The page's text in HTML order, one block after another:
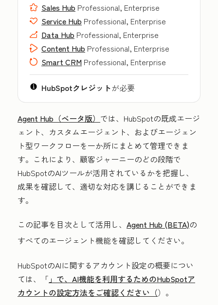
Sales Hub Professional, Enterprise
Service Hub Professional, Enterprise
Data Hub Professional, Enterprise
Content Hub Professional, Enterprise
Smart CRM Professional, Enterprise
HubSpotクレジットが必要
Agent Hub（ベータ版） では、HubSpotの既成エージ
ェント、カスタムエージェント、およびエージェン
ト型ワークフローを一か所にまとめて管理できま
す。これにより、顧客ジャーニーのどの段階で
HubSpotのAIツールが活用されているかを把握し、
成果を確認して、適切な対応を講じることができま
す。
この記事を目次として活用し、 Agent Hub (BETA)の
すべてのエージェント機能を確認してください。
HubSpotのAIに関するアカウント設定の概要につい
ては、「 」で、AI機能を利用するためのHubSpotア
カウントの設定方法をご確認ください（）。